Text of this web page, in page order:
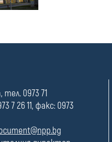
0973 71
7 26 11, факс: 0973